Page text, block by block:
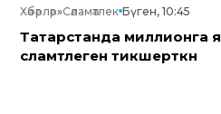
Хәбәрләр»Сәламәтлек Бүген, 10:45
Татарстанда миллионга
сәламәтлеген тикшерткән